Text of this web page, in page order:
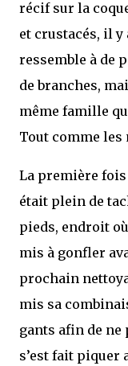
récif sur la
et crustacés, il y
ressemble à de
de branches,
même famille
Tout comme les
La première fois
était plein de
pieds, endroit
mis à gonfler
prochain
mis sa
gants afin de ne
s’est fait piquer